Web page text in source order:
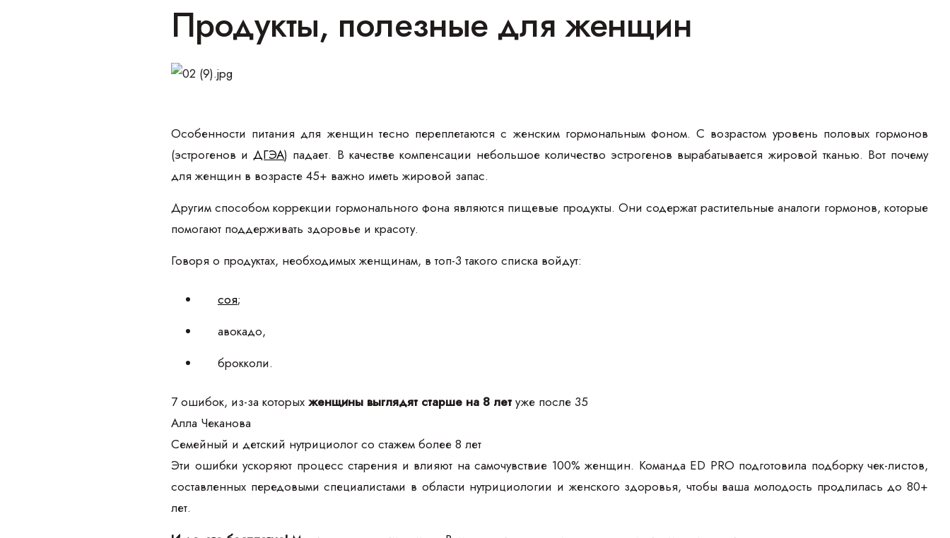
Продукты, полезные для женщин
Особенности питания для женщин тесно переплетаются с женским гормональным фоном. С возрастом уровень половых гормонов
(эстрогенов иДГЭА) падает. В качестве компенсации небольшое количество эстрогенов вырабатывается жировой тканью. Вот почему
для женщин в возрасте 45+ важно иметь жировой запас.
Другим способом коррекции гормонального фона являются пищевые продукты. Они содержат растительные аналоги гормонов, которые
помогают поддерживать здоровье и красоту.
Говоря о продуктах, необходимых женщинам, в топ-3 такого списка войдут:
соя;
авокадо,
брокколи.
7 ошибок, из-за которых женщины выглядят старше на 8 летуже после 35
Алла Чеканова
Семейный и детский нутрициолог со стажем более 8 лет
Эти ошибки ускоряют процесс старения и влияют на самочувствие 100% женщин. Команда ED PRO подготовила подборку чек-листов,
составленных передовыми специалистами в области нутрициологии и женского здоровья, чтобы ваша молодость продлилась до 80+
лет.